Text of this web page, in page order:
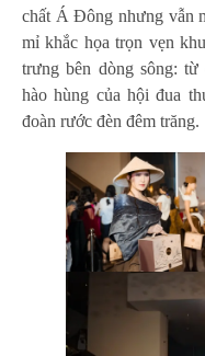
chất Á Đông nhưng vẫn
mỉ khắc họa trọn vẹn
trưng bên dòng sông:
hào hùng của hội đua
đoàn rước đèn đêm trăng.